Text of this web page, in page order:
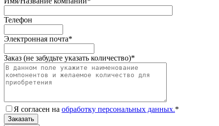
Телефон
Электронная почта*
Заказ (не забудьте указать количество)*
Я согласен на обработку персональных данных.*